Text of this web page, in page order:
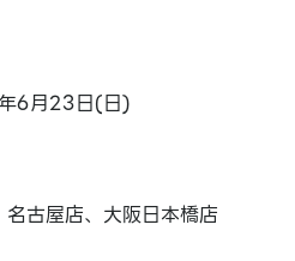
6月23日(日)
古屋店、大阪日本橋店